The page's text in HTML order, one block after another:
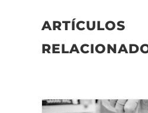
ARTÍCULOS